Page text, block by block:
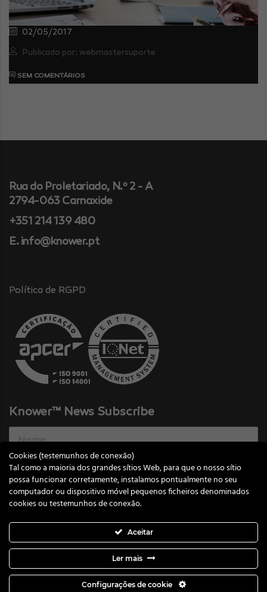
02/05/2017
Publicado por: webmastersuporte
SEM COMENTÁRIOS
Rua do Proletariado, N.º 2 - A
2794-063 Carnaxide
+351 214 139 480
E. info@knower.pt
Política de RGPD
Knower™ News Subscribe
email
Cookies (testemunhos de conexão)
Tal como a maioria dos grandes sítios Web, para que o nosso sítio
possa funcionar corretamente, instalamos pontualmente no seu
computador ou dispositivo móvel pequenos ficheiros denominados
cookies ou testemunhos de conexão.
Aceitar
Ler mais
Configurações de cookie